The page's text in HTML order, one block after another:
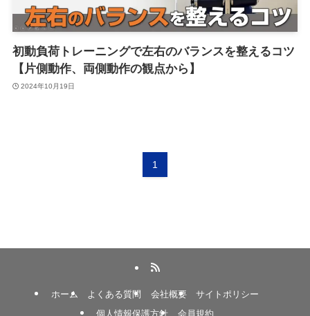
初動負荷トレーニングで左右のバランスを整えるコツ
【片側動作、両側動作の観点から】
2024年10月19日
1
ホーム よくある質問 会社概要
サイトポリシー
個人情報保護方針
会員規約